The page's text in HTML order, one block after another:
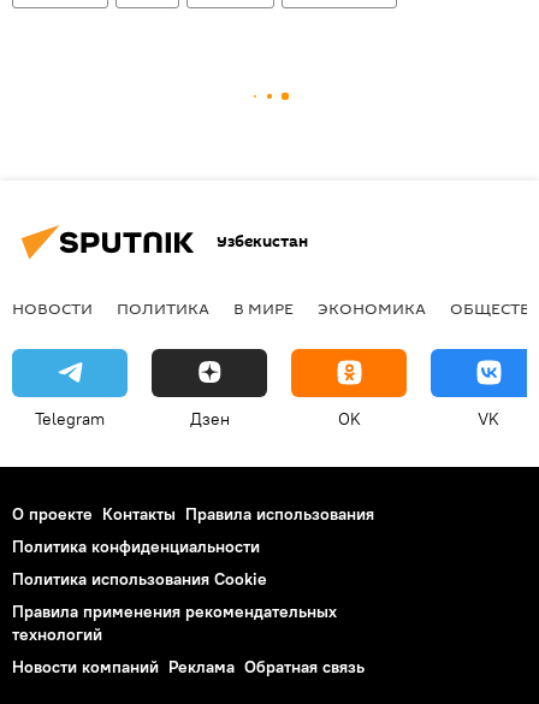
Узбекистан
НОВОСТИ ПОЛИТИКА В МИРЕ ЭКОНОМИКА
Telegram Дзен OK VK
О проекте Контакты Правила использования
Политика конфиденциальности
Политика использования Cookie
Правила применения рекомендательных
технологий
Новости компаний Реклама Обратная связь